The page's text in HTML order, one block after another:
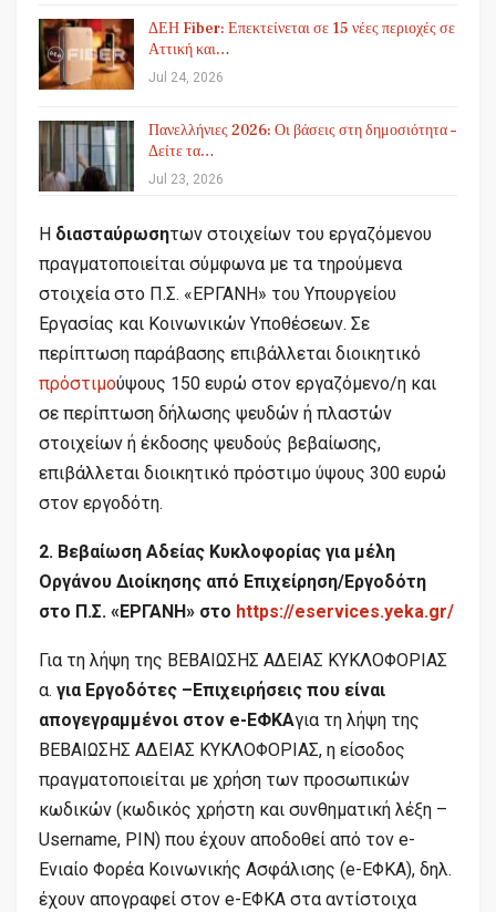
ΔΕΗ Fiber: Επεκτείνεται σε 15 νέες περιοχές σε
Αττική και…
Jul 24, 2026
Πανελλήνιες 2026: Οι βάσεις στη δημοσιότητα –
Δείτε τα…
Jul 23, 2026
Η διασταύρωσητων στοιχείων του εργαζόμενου
πραγματοποιείται σύμφωνα με τα τηρούμενα
στοιχεία στο Π.Σ. «ΕΡΓΑΝΗ» του Υπουργείου
Εργασίας και Κοινωνικών Υποθέσεων. Σε
περίπτωση παράβασης επιβάλλεται διοικητικό
πρόστιμούψους 150 ευρώ στον εργαζόμενο/η και
σε περίπτωση δήλωσης ψευδών ή πλαστών
στοιχείων ή έκδοσης ψευδούς βεβαίωσης,
επιβάλλεται διοικητικό πρόστιμο ύψους 300 ευρώ
στον εργοδότη.
2. Βεβαίωση Αδείας Κυκλοφορίας για μέλη
Οργάνου Διοίκησης από Επιχείρηση/Εργοδότη
στο Π.Σ. «ΕΡΓΑΝΗ» στο https://eservices.yeka.gr/
Για τη λήψη της ΒΕΒΑΙΩΣΗΣ ΑΔΕΙΑΣ ΚΥΚΛΟΦΟΡΙΑΣ
α. για Εργοδότες –Επιχειρήσεις που είναι
απογεγραμμένοι στον e-ΕΦΚΑγια τη λήψη της
ΒΕΒΑΙΩΣΗΣ ΑΔΕΙΑΣ ΚΥΚΛΟΦΟΡΙΑΣ, η είσοδος
πραγματοποιείται με χρήση των προσωπικών
κωδικών (κωδικός χρήστη και συνθηματική λέξη –
Username, PIN) που έχουν αποδοθεί από τον e-
Ενιαίο Φορέα Κοινωνικής Ασφάλισης (e-ΕΦΚΑ), δηλ.
έχουν απογραφεί στον e-ΕΦΚΑ στα αντίστοιχα